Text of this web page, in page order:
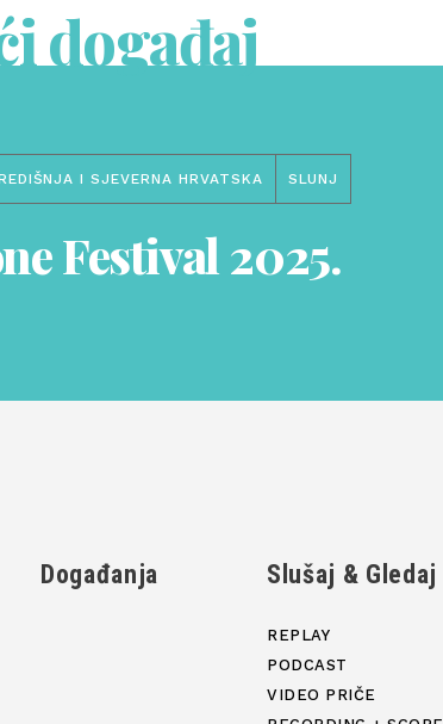
događaj
I SJEVERNA HRVATSKA SLUNJ
Festival 2025.
Događanja Slušaj & Gledaj
REPLAY
PODCAST
VIDEO PRIČE